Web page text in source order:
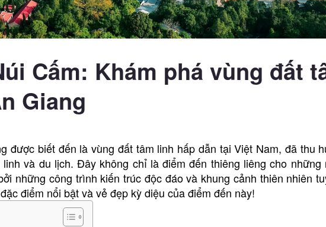
Cấm: Khám phá vùng đất
Giang
được biết đến là vùng đất tâm linh hấp dẫn tại Việt Nam, đã thu
và du lịch. Đây không chỉ là điểm đến thiêng liêng cho những
những công trình kiến trúc độc đáo và khung cảnh thiên nhiên
điểm nổi bật và vẻ đẹp kỳ diệu của điểm đến này!